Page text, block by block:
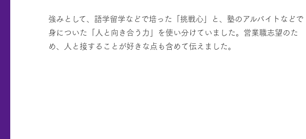
強みとして、語学留学などで培った「挑戦心」と、塾のアルバイトなどで
身についた「人と向き合う力」を使い分けていました。営業職志望のた
め、人と接することが好きな点も含めて伝えました。